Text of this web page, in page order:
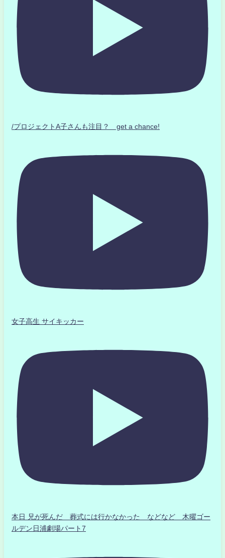
/プロジェクトA子さんも注目？ get a chance!
女子高生 サイキッカー
本日 兄が死んだ 葬式には行かなかった などなど 木曜ゴー
ルデン日浦劇場パート7